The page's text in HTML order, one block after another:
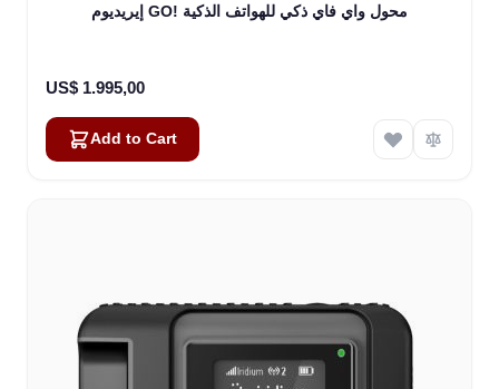
إيريديوم GO! محول واي فاي ذكي للهواتف الذكية
US$ 1.995,00
Add to Cart